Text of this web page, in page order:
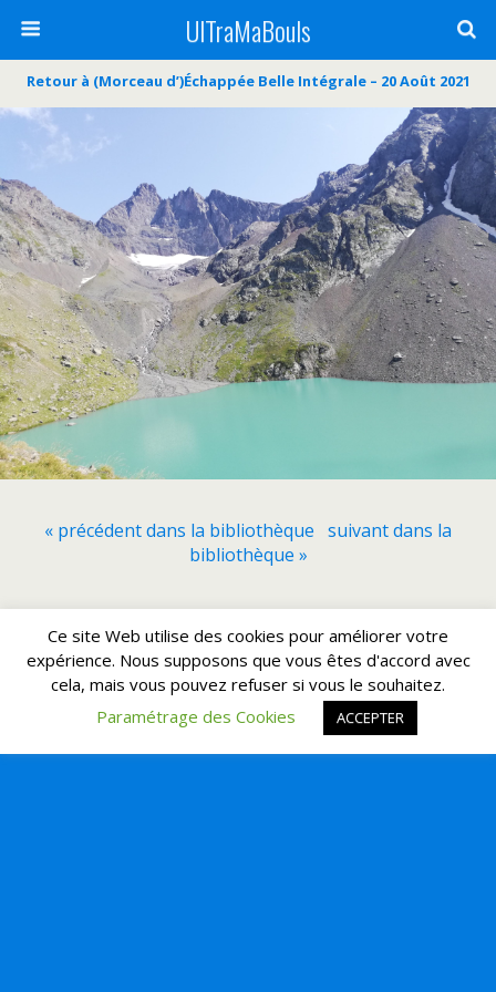
UlTraMaBouls
Retour à (Morceau d’)Échappée Belle Intégrale – 20 Août 2021
« précédent dans la bibliothèque suivant dans la
bibliothèque »
Retour au début
Mobile Bureau
Ce site Web utilise des cookies pour améliorer votre
expérience. Nous supposons que vous êtes d'accord avec
cela, mais vous pouvez refuser si vous le souhaitez.
Paramétrage des Cookies
ACCEPTER